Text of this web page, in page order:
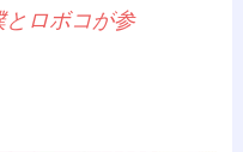
とロボコが参